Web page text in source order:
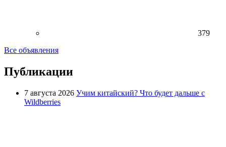
379
Все объявления
Публикации
7 августа 2026 Учим китайский? Что будет дальше с
Wildberries